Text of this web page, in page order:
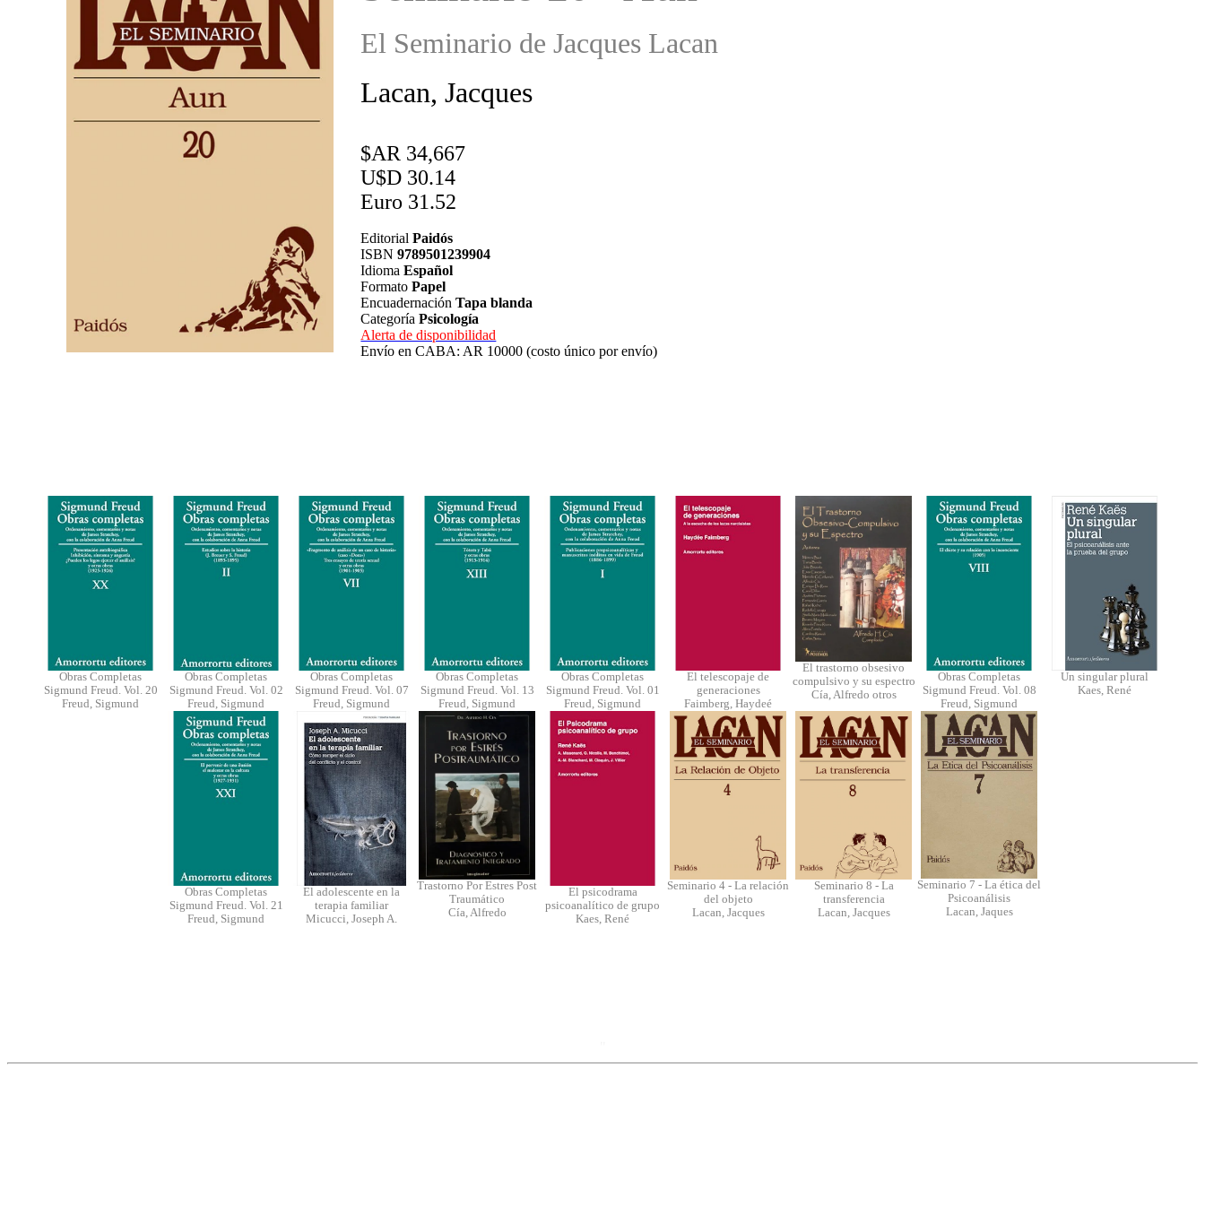
El Seminario de Jacques Lacan
Lacan, Jacques
$AR 34,667
U$D 30.14
Euro 31.52
EditorialPaidós
ISBN9789501239904
IdiomaEspañol
FormatoPapel
EncuadernaciónTapa blanda
CategoríaPsicología
Alerta de disponibilidad
Envío en CABA: AR 10000 (costo único por envío)
Obras Completas
Sigmund Freud. Vol. 20
Freud, Sigmund
Obras Completas
Sigmund Freud. Vol. 02
Freud, Sigmund
Obras Completas
Sigmund Freud. Vol. 07
Freud, Sigmund
Obras Completas
Sigmund Freud. Vol. 13
Freud, Sigmund
Obras Completas
Sigmund Freud. Vol. 01
Freud, Sigmund
El telescopaje de
generaciones
Faimberg, Haydeé
El trastorno obsesivo
compulsivo y su espectro
Cía, Alfredo otros
Obras Completas
Sigmund Freud. Vol. 08
Freud, Sigmund
Un singular plural
Kaes, René
Obras Completas
Sigmund Freud. Vol. 21
Freud, Sigmund
El adolescente en la
terapia familiar
Micucci, Joseph A.
Trastorno Por Estres Post
Traumático
Cía, Alfredo
El psicodrama
psicoanalítico de grupo
Kaes, René
Seminario 4 - La relación
del objeto
Lacan, Jacques
Seminario 8 - La
transferencia
Lacan, Jacques
Seminario 7 - La ética del
Psicoanálisis
Lacan, Jaques